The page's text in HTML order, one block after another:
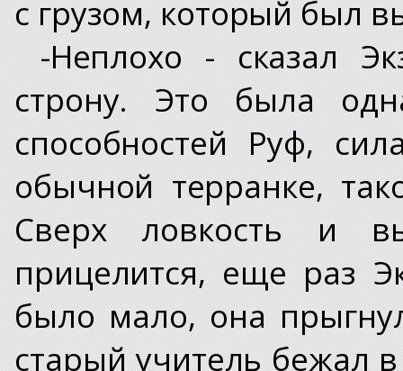
с грузом, который был
-Неплохо - сказал
строну. Это была
способностей Руф,
обычной терранке,
Сверх ловкость и
прицелится, еще раз
было мало, она
старый учитель бежал